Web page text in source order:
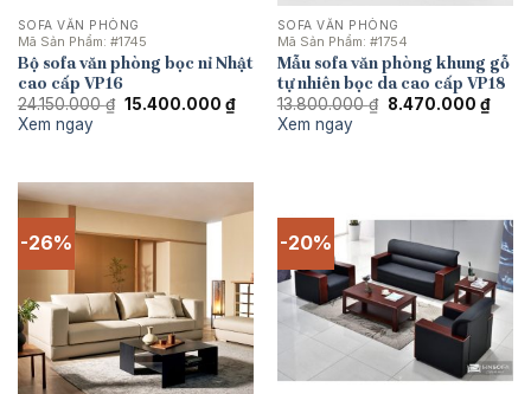
SOFA VĂN PHÒNG
Mã Sản Phẩm: #1745
Bộ sofa văn phòng bọc nỉ Nhật
cao cấp VP16
24.150.000₫ Giá
15.400.000 ₫Giá
hiện
Xem ngay
SOFA VĂN PHÒNG
Mã Sản Phẩm: #1754
Mẫu sofa văn phòng khung gỗ
tự nhiên bọc da cao cấp VP18
13.800.000₫ Giá
8.470.000 ₫Giá
hiện
Xem ngay
-26% -20%